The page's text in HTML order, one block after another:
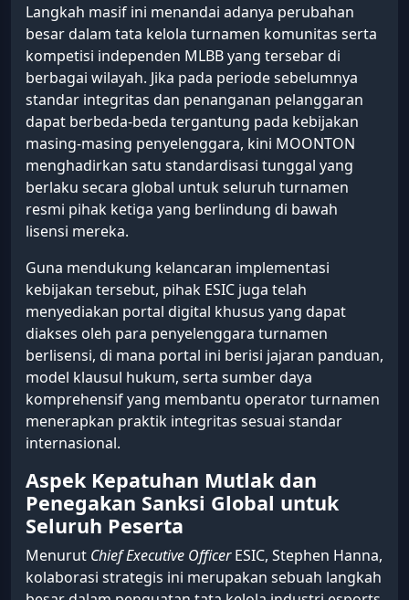
Langkah masif ini menandai adanya perubahan
besar dalam tata kelola turnamen komunitas serta
kompetisi independen MLBB yang tersebar di
berbagai wilayah. Jika pada periode sebelumnya
standar integritas dan penanganan pelanggaran
dapat berbeda-beda tergantung pada kebijakan
masing-masing penyelenggara, kini MOONTON
menghadirkan satu standardisasi tunggal yang
berlaku secara global untuk seluruh turnamen
resmi pihak ketiga yang berlindung di bawah
lisensi mereka.
Guna mendukung kelancaran implementasi
kebijakan tersebut, pihak ESIC juga telah
menyediakan portal digital khusus yang dapat
diakses oleh para penyelenggara turnamen
berlisensi, di mana portal ini berisi jajaran panduan,
model klausul hukum, serta sumber daya
komprehensif yang membantu operator turnamen
menerapkan praktik integritas sesuai standar
internasional.
Aspek Kepatuhan Mutlak dan
Penegakan Sanksi Global untuk
Seluruh Peserta
Menurut Chief Executive OfficerESIC, Stephen Hanna,
kolaborasi strategis ini merupakan sebuah langkah